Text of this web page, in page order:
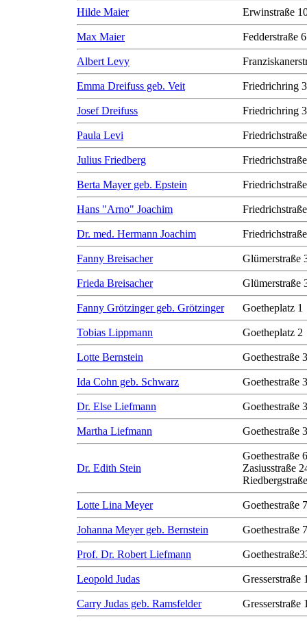
Hilde Maier Erwinstraße
Max Maier Fedderstraße 6
Albert Levy
Emma Dreifuss geb. Veit Friedrichring
Josef Dreifuss Friedrichring
Paula Levi
Julius Friedberg
Berta Mayer geb. Epstein
Hans "Arno" Joachim
Dr. med. Hermann Joachim
Fanny Breisacher Glümerstraße
Frieda Breisacher Glümerstraße
Fanny Grötzinger geb. Grötzinger Goetheplatz 1
Tobias Lippmann Goetheplatz 2
Lotte Bernstein Goethestraße 3
Ida Cohn geb. Schwarz Goethestraße 3
Dr. Else Liefmann Goethestraße
Martha Liefmann Goethestraße
Dr. Edith Stein
Goethestraße
Zasiusstraße
Lotte Lina Meyer Goethestraße
Johanna Meyer geb. Bernstein Goethestraße
Prof. Dr. Robert Liefmann
Leopold Judas Gresserstraße
Carry Judas geb. Ramsfelder Gresserstraße